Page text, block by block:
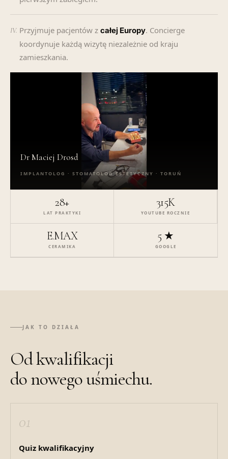
Dr Maciej Drosd
IMPLANTOLOG · STOMATOLOG ESTETYCZNY · TORUŃ
28+
LAT PRAKTYKI
315K
YOUTUBE ROCZNIE
E.MAX
CERAMIKA
5 ★
GOOGLE
IV. Przyjmuje pacjentów z całej Europy. Concierge
koordynuje każdą wizytę niezależnie od kraju
zamieszkania.
JAK TO DZIAŁA
Od kwalifikacji
do nowego uśmiechu.
01
Quiz kwalifikacyjny